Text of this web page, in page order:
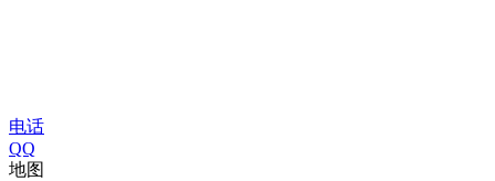
电话
QQ
地图